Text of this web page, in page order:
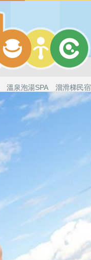
溫泉泡湯SPA 溜滑梯民宿